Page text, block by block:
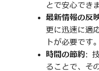
とで安心でき
最新情報の反
更に迅速に適
トが必要です。
時間の節約:
ることで、そ